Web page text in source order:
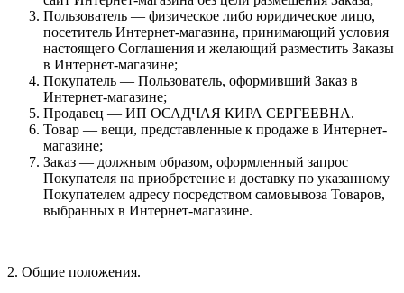
Пользователь — физическое либо юридическое лицо,
посетитель Интернет-магазина, принимающий условия
настоящего Соглашения и желающий разместить Заказы
в Интернет-магазине;
Покупатель — Пользователь, оформивший Заказ в
Интернет-магазине;
Продавец — ИП ОСАДЧАЯ КИРА СЕРГЕЕВНА.
Товар — вещи, представленные к продаже в Интернет-
магазине;
Заказ — должным образом, оформленный запрос
Покупателя на приобретение и доставку по указанному
Покупателем адресу посредством самовывоза Товаров,
выбранных в Интернет-магазине.
2. Общие положения.